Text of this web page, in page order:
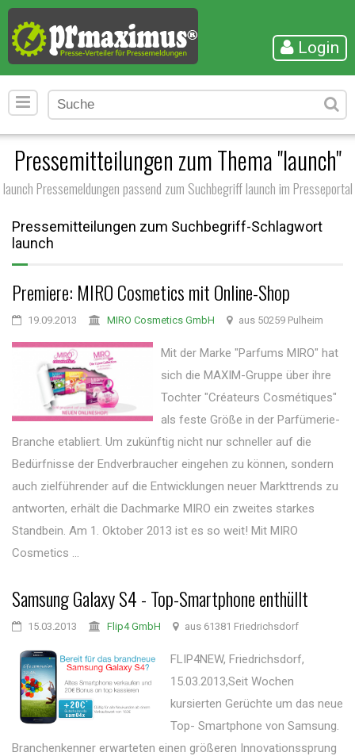
Login
Pressemitteilungen zum Thema "launch"
launch Pressemeldungen passend zum Suchbegriff launch im Presseportal
Pressemitteilungen zum Suchbegriff-Schlagwort
launch
Premiere: MIRO Cosmetics mit Online-Shop
19.09.2013 MIRO Cosmetics GmbH aus 50259 Pulheim
Mit der Marke "Parfums MIRO" hat
sich die MAXIM-Gruppe über ihre
Tochter "Créateurs Cosmétiques"
als feste Größe in der Parfümerie-
Branche etabliert. Um zukünftig nicht nur schneller auf die
Bedürfnisse der Endverbraucher eingehen zu können, sondern
auch zielführender auf die Entwicklungen neuer Markttrends zu
antworten, erhält die Dachmarke MIRO ein zweites starkes
Standbein. Am 1. Oktober 2013 ist es so weit! Mit MIRO
Cosmetics ...
Samsung Galaxy S4 - Top-Smartphone enthüllt
15.03.2013 Flip4 GmbH aus 61381 Friedrichsdorf
FLIP4NEW, Friedrichsdorf,
15.03.2013,Seit Wochen
kursierten Gerüchte um das neue
Top- Smartphone von Samsung.
Branchenkenner erwarteten einen größeren Innovationssprung